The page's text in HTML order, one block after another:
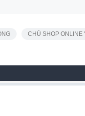
CHỦ SHOP ONLINE